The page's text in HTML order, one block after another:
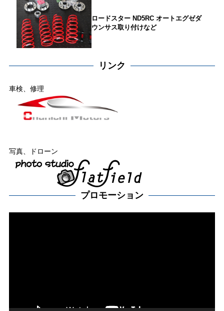
ロードスター ND5RC オートエグゼダ
ウンサス取り付けなど
リンク
車検、修理
写真、ドローン
プロモーション